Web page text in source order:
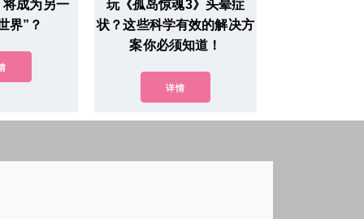
成为另一
界”？
玩《孤岛惊魂3》头晕症
状？这些科学有效的解决方
案你必须知道！
详情